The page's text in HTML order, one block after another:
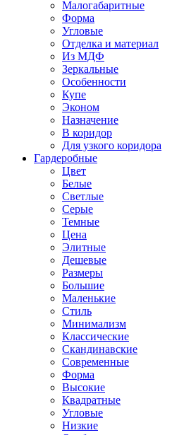
Малогабаритные
Форма
Угловые
Отделка и материал
Из МДФ
Зеркальные
Особенности
Купе
Эконом
Назначение
В коридор
Для узкого коридора
Гардеробные
Цвет
Белые
Светлые
Серые
Темные
Цена
Элитные
Дешевые
Размеры
Большие
Маленькие
Стиль
Минимализм
Классические
Скандинавские
Современные
Форма
Высокие
Квадратные
Угловые
Низкие